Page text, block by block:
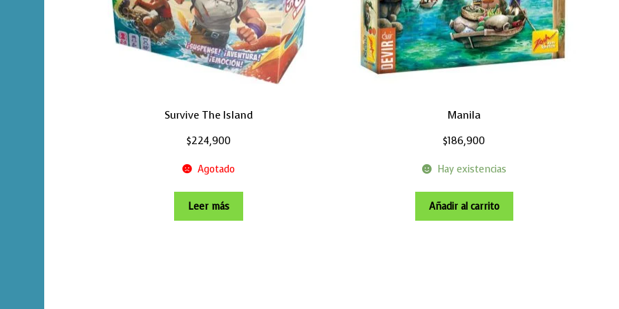
Survive The Island
$224,900
Agotado
Leer más
Manila
$186,900
Hay existencias
Añadir al carrito